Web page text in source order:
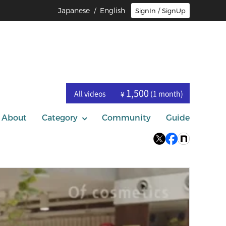
SignIn / SignUp
Japanese / English
All videos ¥ 1,500 (1 month)
About Category Community Guide